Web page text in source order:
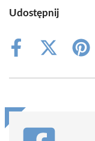
Udostępnij
Share
Share
(Twitter)